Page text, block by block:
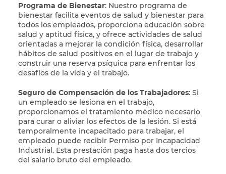
Programa de Bienestar: Nuestro programa de
bienestar facilita eventos de salud y bienestar para
todos los empleados, proporciona educación sobre
salud y aptitud física, y ofrece actividades de salud
orientadas a mejorar la condición física, desarrollar
hábitos de salud positivos en el lugar de trabajo y
construir una reserva psíquica para enfrentar los
desafíos de la vida y el trabajo.
Seguro de Compensación de los Trabajadores: Si
un empleado se lesiona en el trabajo,
proporcionamos el tratamiento médico necesario
para curar o aliviar los efectos de la lesión. Si está
temporalmente incapacitado para trabajar, el
empleado puede recibir Permiso por Incapacidad
Industrial. Esta prestación paga hasta dos tercios
del salario bruto del empleado.